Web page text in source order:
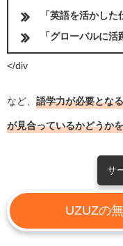
「英語を活かした
「グローバルに活
</div
など、 語学力が必要とな
が見合っているかどうか
サ
UZUZの